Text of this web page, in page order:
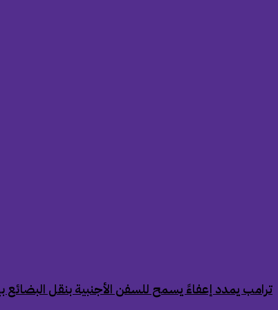
‏ترامب يمدد إعفاءً يسمح للسفن الأجنبية بنقل البضائع